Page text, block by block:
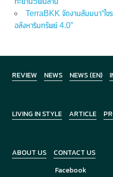
TerraBKK จัดงานสัมมนา“ไ
อสังหาริมทรัพย์ 4.0”
REVIEW NEWS NEWS (EN)
LIVING IN STYLE ARTICLE
ABOUT US
CONTACT US
Facebook